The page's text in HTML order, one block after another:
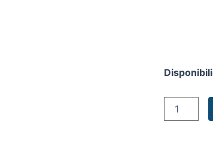
COIN
Prefectura
Maipo